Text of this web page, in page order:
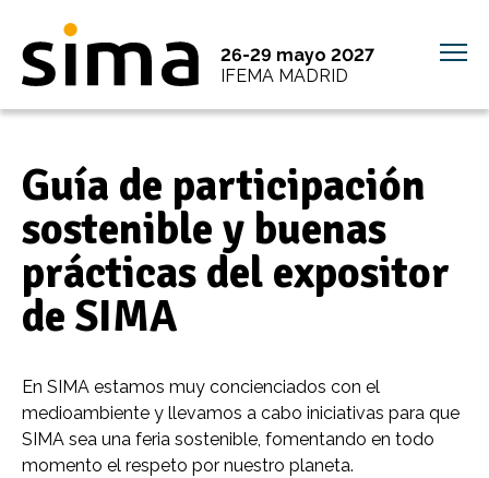
26-29 mayo 2027
IFEMA MADRID
Guía de participación
sostenible y buenas
prácticas del expositor
de SIMA
En SIMA estamos muy concienciados con el
medioambiente y llevamos a cabo iniciativas para que
SIMA sea una feria sostenible, fomentando en todo
momento el respeto por nuestro planeta.